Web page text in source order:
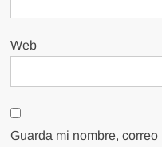
Web
Guarda mi nombre, correo